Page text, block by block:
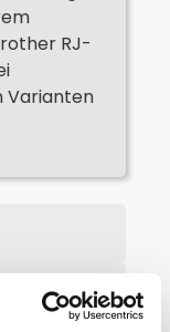
RJ-
Varianten